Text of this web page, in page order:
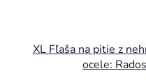
XL Fľaša na pitie z
ocele: